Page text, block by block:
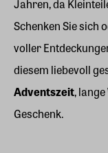
Jahren, da
Schenken Sie sich
voller
diesem liebevoll
Adventszeit,
Geschenk.